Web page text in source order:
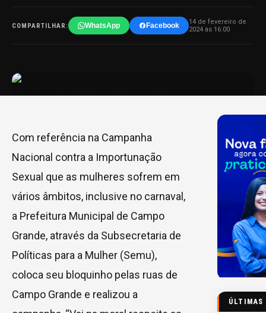
COMPARTILHAR: WhatsApp Facebook
14 de fevereiro de
2024 às 16:00
Com referência na Campanha
Nacional contra a Importunação
Sexual que as mulheres sofrem em
vários âmbitos, inclusive no carnaval,
a Prefeitura Municipal de Campo
Grande, através da Subsecretaria de
Políticas para a Mulher (Semu),
coloca seu bloquinho pelas ruas de
Campo Grande e realizou a